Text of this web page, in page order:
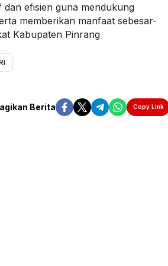
efisien guna mendukung
memberikan manfaat sebesar-
Kabupaten Pinrang
Berita Copy Link